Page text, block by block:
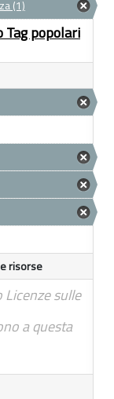
(1)
Tag popolari
risorse
sulle
a questa